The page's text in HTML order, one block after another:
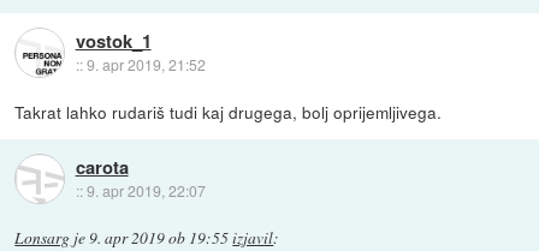
vostok_1
::9. apr 2019, 21:52
Takrat lahko rudariš tudi kaj drugega, bolj oprijemljivega.
carota
::9. apr 2019, 22:07
Lonsarg je9. apr 2019 ob 19:55izjavil: